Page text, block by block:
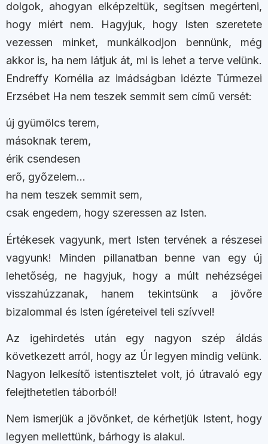
dolgok, ahogyan elképzeltük, segítsen megérteni,
hogy miért nem. Hagyjuk, hogy Isten szeretete
vezessen minket, munkálkodjon bennünk, még
akkor is, ha nem látjuk át, mi is lehet a terve velünk.
Endreffy Kornélia az imádságban idézte Túrmezei
Erzsébet Ha nem teszek semmit sem című versét:
új gyümölcs terem,
másoknak terem,
érik csendesen
erő, győzelem…
ha nem teszek semmit sem,
csak engedem, hogy szeressen az Isten.
Értékesek vagyunk, mert Isten tervének a részesei
vagyunk! Minden pillanatban benne van egy új
lehetőség, ne hagyjuk, hogy a múlt nehézségei
visszahúzzanak, hanem tekintsünk a jövőre
bizalommal és Isten ígéreteivel teli szívvel!
Az igehirdetés után egy nagyon szép áldás
következett arról, hogy az Úr legyen mindig velünk.
Nagyon lelkesítő istentisztelet volt, jó útravaló egy
felejthetetlen táborból!
Nem ismerjük a jövőnket, de kérhetjük Istent, hogy
legyen mellettünk, bárhogy is alakul.